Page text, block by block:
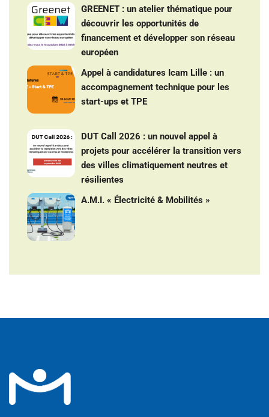
GREENET : un atelier thématique pour
découvrir les opportunités de
financement et développer son réseau
européen
Appel à candidatures Icam Lille : un
accompagnement technique pour les
start-ups et TPE
DUT Call 2026 : un nouvel appel à
projets pour accélérer la transition vers
des villes climatiquement neutres et
résilientes
A.M.I. « Électricité & Mobilités »